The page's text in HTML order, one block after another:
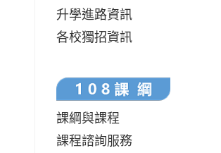
升學進路資訊
各校獨招資訊
課綱與課程
課程諮詢服務